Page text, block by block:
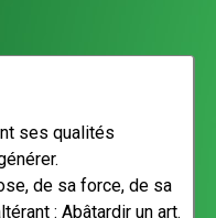
ses qualités
de sa force, de sa
: Abâtardir un art.